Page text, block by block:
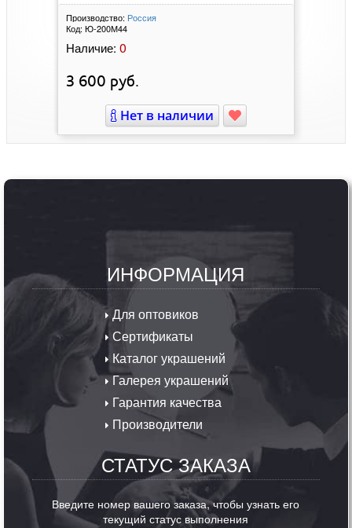
Производство: Россия
Код: Ю-200М44
Наличие: 0
3 600 руб.
Нет в наличии
ИНФОРМАЦИЯ
Для оптовиков
Сертификаты
Каталог украшений
Галерея украшений
Гарантия качества
Производители
СТАТУС ЗАКАЗА
Введите номер вашего заказа, чтобы узнать его
текущий статус выполнения